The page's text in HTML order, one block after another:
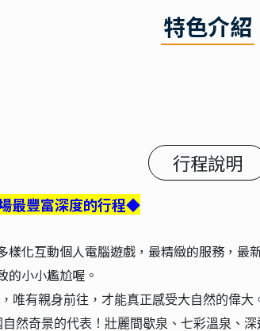
特色介紹
行程說明
最豐富深度的行程◆
化互動個人電腦遊戲，最精緻的服務，
的小小尷尬喔。
唯有親身前往，才能真正感受大自然的偉大
自然奇景的代表！壯麗間歇泉、七彩溫泉、